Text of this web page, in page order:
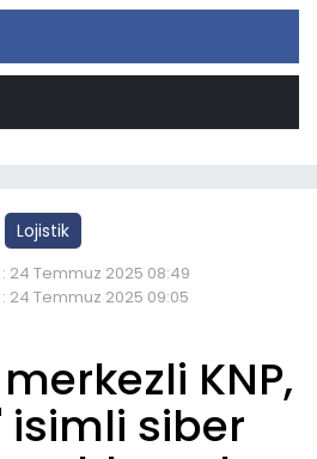
Lojistik
24 Temmuz 2025 08:49
24 Temmuz 2025 09:05
KNP,
isimli siber